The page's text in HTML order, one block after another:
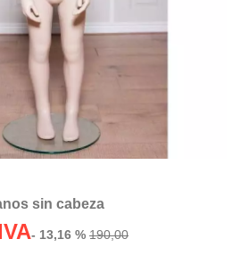
sin cabeza
- 13,16 % 190,00